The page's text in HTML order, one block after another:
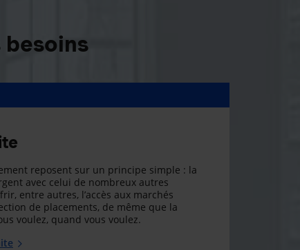
reposent sur un principe simple : la
avec celui de nombreux autres
entre autres, l’accès aux marchés
de placements, de même que la
voulez, quand vous voulez.